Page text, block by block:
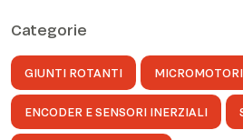
Categorie
GIUNTI ROTANTI MICROMOTORI
ENCODER E SENSORI INERZIALI